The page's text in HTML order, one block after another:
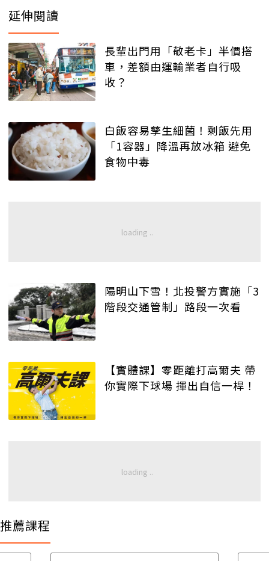
延伸閱讀
長輩出門用「敬老卡」半價搭
車，差額由運輸業者自行吸
收？
白飯容易孳生細菌！剩飯先用
「1容器」降溫再放冰箱 避免
食物中毒
陽明山下雪！北投警方實施「3
階段交通管制」路段一次看
【實體課】零距離打高爾夫 帶
你實際下球場 揮出自信一桿！
推薦課程